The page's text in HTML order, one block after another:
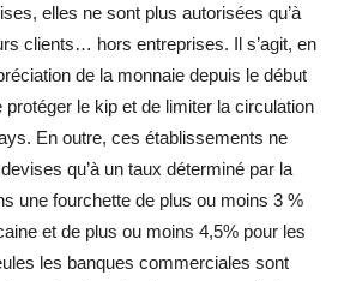
elles ne sont plus autorisées qu’à
clients… hors entreprises. Il s’agit, en
de la monnaie depuis le début
protéger le kip et de limiter la circulation
En outre, ces établissements ne
qu’à un taux déterminé par la
une fourchette de plus ou moins 3 %
et de plus ou moins 4,5% pour les
les banques commerciales sont